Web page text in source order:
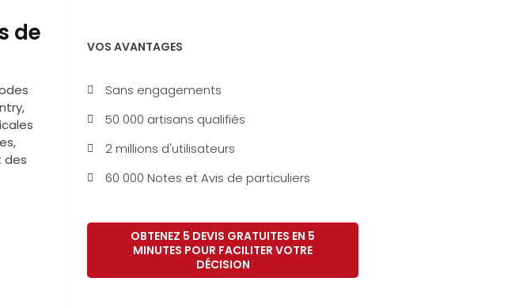
de
des
VOS AVANTAGES
Sans engagements
50 000 artisans qualifiés
2 millions d'utilisateurs
60 000 Notes et Avis de particuliers
OBTENEZ 5 DEVIS GRATUITES EN 5
MINUTES POUR FACILITER VOTRE
DÉCISION